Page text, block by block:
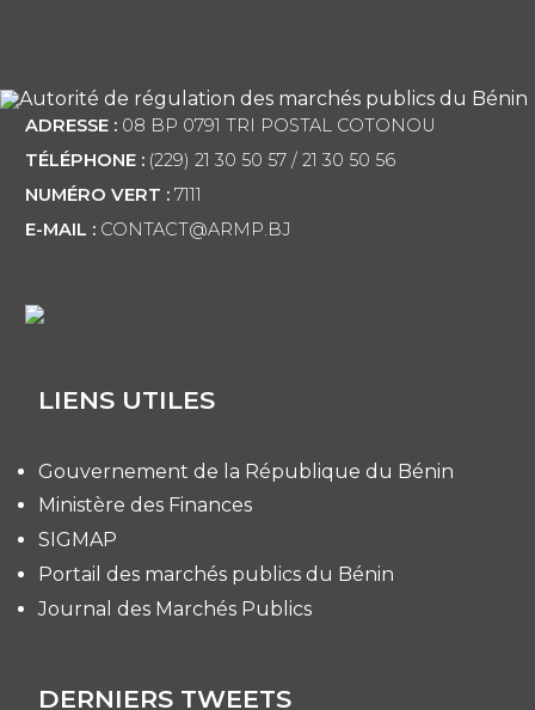
ADRESSE :08 BP 0791 TRI POSTAL COTONOU
TÉLÉPHONE :(229) 21 30 50 57 / 21 30 50 56
NUMÉRO VERT :7111
E-MAIL :CONTACT@ARMP.BJ
LIENS UTILES
Gouvernement de la République du Bénin
Ministère des Finances
SIGMAP
Portail des marchés publics du Bénin
Journal des Marchés Publics
DERNIERS TWEETS